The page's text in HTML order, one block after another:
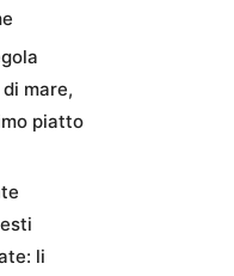
mare,
piatto
li